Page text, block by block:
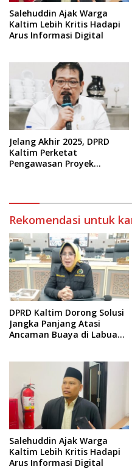
Salehuddin Ajak Warga
Kaltim Lebih Kritis Hadapi
Arus Informasi Digital
Jelang Akhir 2025, DPRD
Kaltim Perketat
Pengawasan Proyek
Rekomendasi untuk
DPRD Kaltim Dorong Solusi
Jangka Panjang Atasi
Ancaman Buaya di Labuan
Salehuddin Ajak Warga
Kaltim Lebih Kritis Hadapi
Arus Informasi Digital